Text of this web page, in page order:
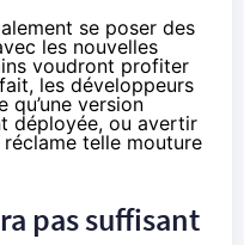
se poser des
les nouvelles
voudront profiter
les développeurs
version
déployée, ou avertir
telle mouture
pas suffisant